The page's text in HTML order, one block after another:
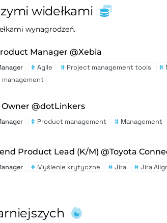
widełkami
wynagrodzeń.
Manager @Xebia
# Agile # Project management tools #
@dotLinkers
# Product management # Management
Product Lead (K/M) @Toyota
# Myślenie krytyczne # Jira # Jira